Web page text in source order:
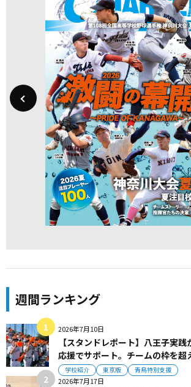
週間ランキング
2026年7月10日
【スタンドレポート】八王子実
応援でサポート。チームの枠を超
学校紹介 東京版 青鳥特別支援
2026年7月17日